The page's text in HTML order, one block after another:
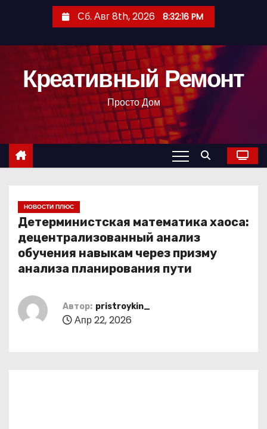
с
Сб. Авг 8th, 2026 8:32:17 PM
Креативный Ремонт
Просто Дом
НОВОСТИ ПЛЮС
Детерминистская математика хаоса:
децентрализованный анализ
обучения навыкам через призму
анализа планирования пути
Автор: pristroykin_
Апр 22, 2026